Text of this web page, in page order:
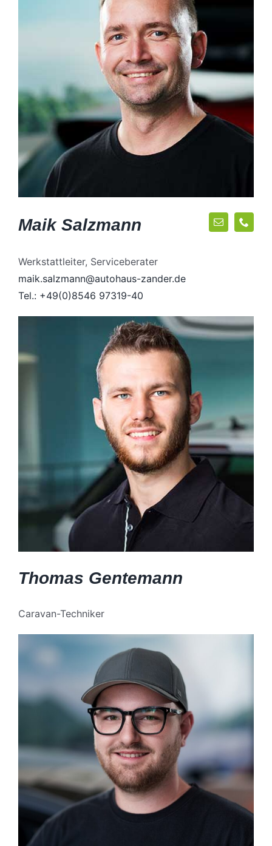
Maik Salzmann
Werkstattleiter, Serviceberater
maik.salzmann@autohaus-zander.de
Tel.: +49(0)8546 97319-40
Thomas Gentemann
Caravan-Techniker